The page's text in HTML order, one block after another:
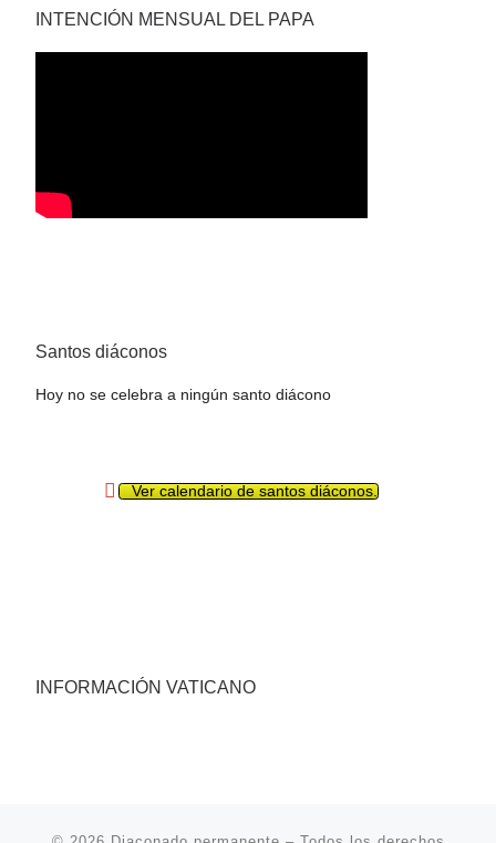
INTENCIÓN MENSUAL DEL PAPA
Santos diáconos
Hoy no se celebra a ningún santo diácono
Ver calendario de santos diáconos.
INFORMACIÓN VATICANO